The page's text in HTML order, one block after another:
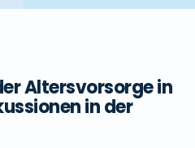
Altersvorsorge in
in der